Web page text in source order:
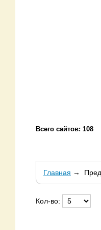
Всего сайтов: 108
Главная →
Кол-во: